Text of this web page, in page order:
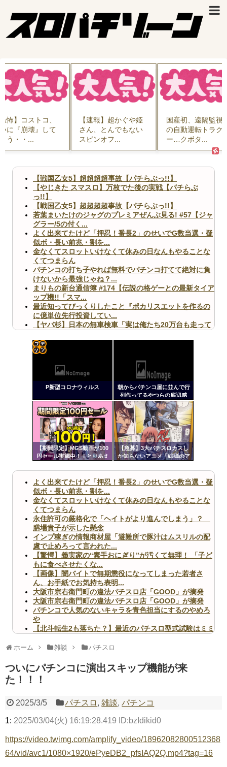
怖】コストコ、
に『崩壊』して
う・・...
【速報】超かぐや姫
さん、とんでもない
スピンオフ...
国産初、遠隔監視
の自動運転トラク
ー…クボタ...
【戦国乙女5】超超超超事故【パチらぶっ!!】
【やじきた スマスロ】万枚でた後の実戦【パチらぶ
っ!!】
【戦国乙女5】超超超超事故【パチらぶっ!!】
若葉まいたけのジャグのプレミアぜんぶ見る! #57【ジャ
グラー/5の付く...
よく出来てたけど「押忍！番長2」のせいでG数当選・疑
似ボ・長い前兆・割を...
金なくてスロットいけなくて休みの日なんもやることな
くてつまらん
パチンコの打ち子やれば無料でパチンコ打てて絶対に負
けないから最強じゃね？...
まりもの新台通信簿 #174【伝説の格ゲーとの最新タイア
ップ機!!「スマ...
最近知ってびっくりしたこと『ポカリスエットを作るの
に億単位先行投資してい...
【ヤバ杉】日本の無車検車「実は俺たち20万台も走って
【閲覧注意】俺が近くにいると機械が壊れるんだけどさ
【画像】ペプシコーラ社、「こういうのでいいんだよ」
Powered by livedoor 相互RSS
P新型コロナウィルス
朝からパチンコ屋に並んで行
列作ってるやつらの底辺感
ww
【期間限定】MGS動画が100
円セール実施中！！とりあえ
【急募】3大パチスロカスし
か知らないアニメ「緋弾のア
ールズ」
ンク
自動
更新
ツー
よく出来てたけど「押忍！番長2」のせいでG数当選・疑
似ボ・長い前兆・割を...
金なくてスロットいけなくて休みの日なんもやることな
くてつまらん
永住許可の厳格化で「ヘイトがより進んでしまう」？
膳場貴子が示した懸念
インプ稼ぎの情報商材屋「避難所で豚汁はムスリルの配
慮で止めろって言われた...
【驚愕】義実家の“素手おにぎり”が汚くて無理！ 「子ど
もに食べさせたくな...
【画像】闇バイトで無期懲役になってしまった若者さ
ん、お手紙でお気持ち表明...
大阪市宗右衛門町の違法パチスロ店「GOOD」が摘発
大阪市宗右衛門町の違法パチスロ店「GOOD」が摘発
パチンコで人気のないキャラを青色担当にするのやめろ
や
【北斗転生2も落ちた？】最近のパチスロ型式試験はミミ
無職のパチンコカス(22)なんやが、ワイの人生どれくら
AngelBeats!とかいうクソアニメの思い出ｗｗｗ
Powered by livedoor 相互RSS
ホーム 雑談 パチスロ
ついにパチンコに演出スキップ機能が来
た！！！
2025/3/5 パチスロ ,雑談,パチンコ
1: 2025/03/04(火) 16:19:28.419 ID:bzIdikid0
https://video.twimg.com/amplify_video/18962082800512368
64/vid/avc1/1080×1920/ePyeDB2_pfsIAQ2Q.mp4?tag=16